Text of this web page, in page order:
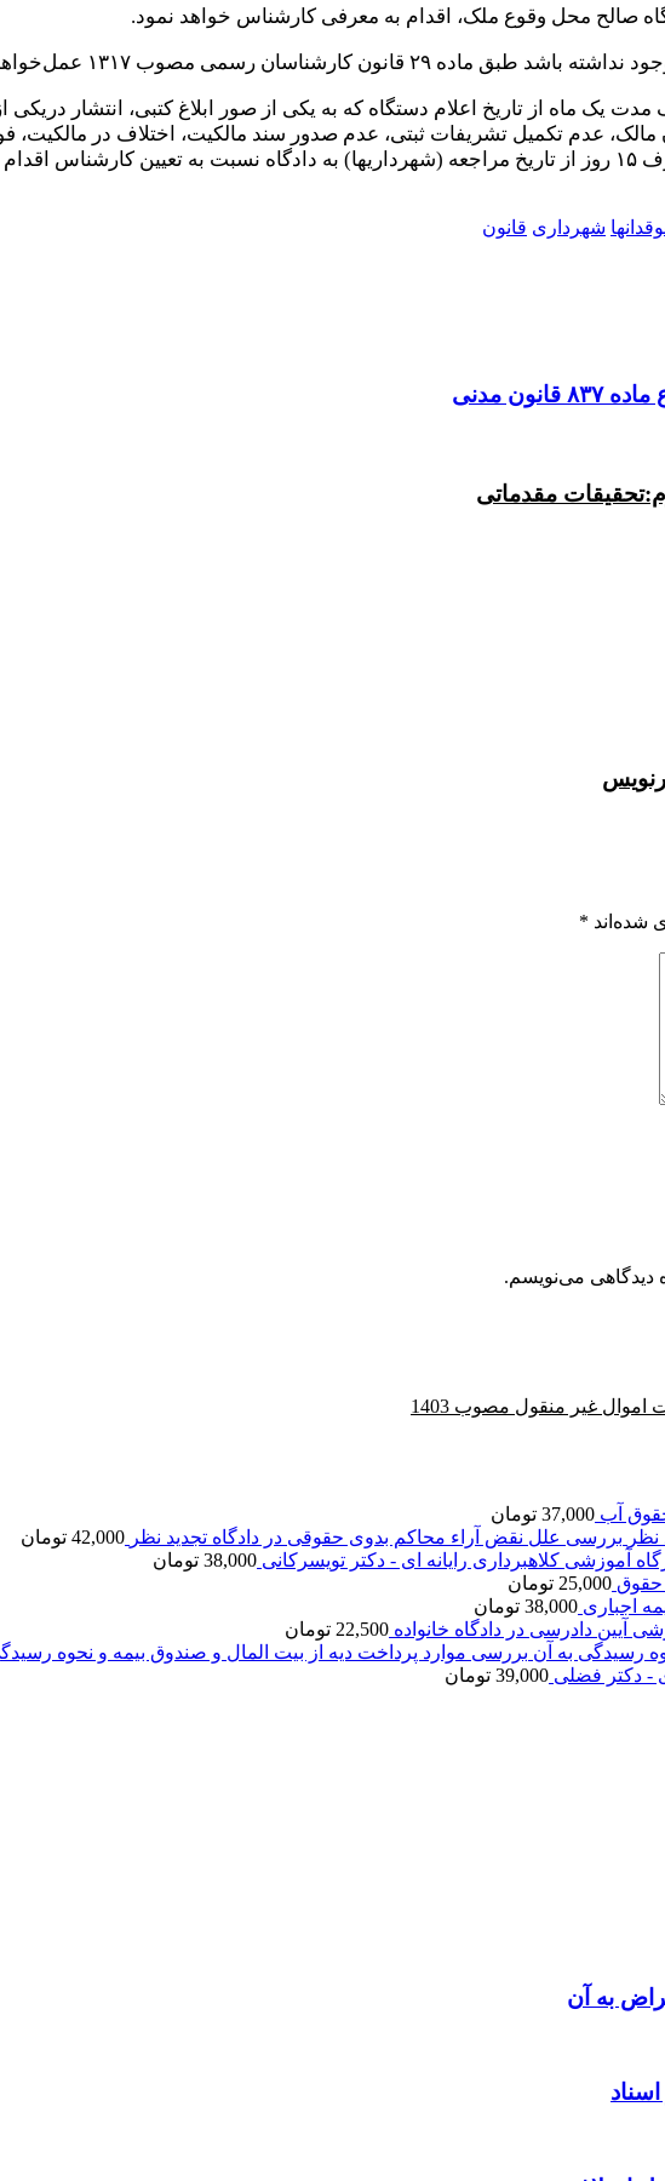
مدت یک ماه از تاریخ اعلام دستگاه که به یکی از صور ابلاغ کتبی، انتشار در‌یکی
عدم تکمیل‌ تشریفات ثبتی، عدم صدور سند مالکیت، اختلاف در مالکیت،
شهرداری قانون
مدنی
مقدماتی
شده‌اند *
دیدگاهی می‌نویسم.
غیر منقول مصوب 1403
آب 37,000 تومان
بررسی علل نقض آراء محاکم بدوی حقوقی در دادگاه تجدید نظر 42,000 تومان
آموزشی کلاهبرداری رایانه ای - دکتر تویسرکانی 38,000 تومان
حقوق 25,000 تومان
اجباری 38,000 تومان
آیین دادرسی در دادگاه خانواده 22,500 تومان
بررسی موارد پرداخت دیه از بیت المال و صندوق بیمه و نحوه
- دکتر فضلی 39,000 تومان
به آن